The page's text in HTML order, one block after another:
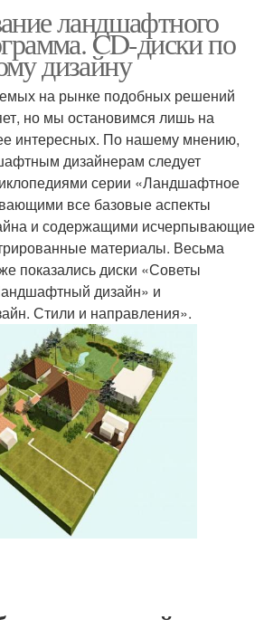
ландшафтного
CD-диски по
дизайну
на рынке подобных решений
но мы остановимся лишь на
интересных. По нашему мнению,
дизайнерам следует
серии «Ландшафтное
все базовые аспекты
и содержащими исчерпывающие
материалы. Весьма
показались диски «Советы
дизайн» и
Стили и направления».